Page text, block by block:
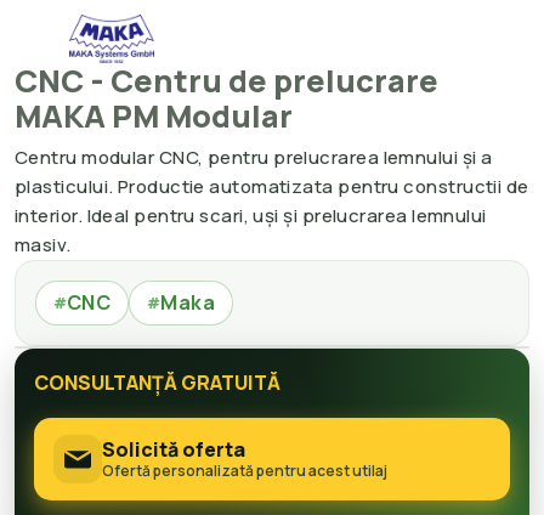
CNC - Centru de prelucrare
MAKA PM Modular
Centru modular CNC, pentru prelucrarea lemnului și a
plasticului. Productie automatizata pentru constructii de
interior. Ideal pentru scari, uși și prelucrarea lemnului
masiv.
#CNC #Maka
CONSULTANȚĂ GRATUITĂ
Solicită oferta
Ofertă personalizată pentru acest utilaj